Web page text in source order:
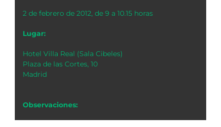
2 de febrero de 2012, de 9 a 10.15 horas
Lugar:
Hotel Villa Real (Sala Cibeles)
Plaza de las Cortes, 10
Madrid
Observaciones: